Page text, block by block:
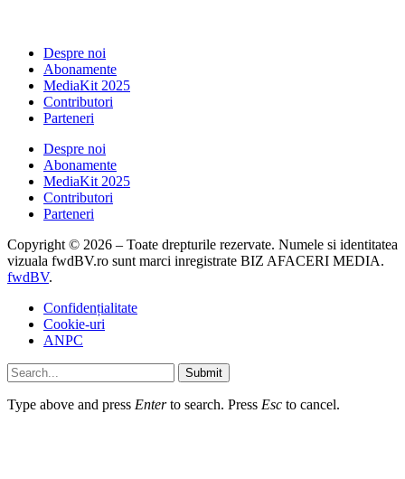
Despre noi
Abonamente
MediaKit 2025
Contributori
Parteneri
Despre noi
Abonamente
MediaKit 2025
Contributori
Parteneri
Copyright © 2026 – Toate drepturile rezervate. Numele si identitatea
vizuala fwdBV.ro sunt marci inregistrate BIZ AFACERI MEDIA.
fwdBV.
Confidențialitate
Cookie-uri
ANPC
Submit
Type above and press Enterto search. Press Esc to cancel.